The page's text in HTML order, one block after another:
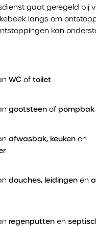
gaat geregeld bij
langs om
kan
WC of toilet
gootsteen of pompbak
afwasbak, keuken en
douches, leidingen en
regenputten en